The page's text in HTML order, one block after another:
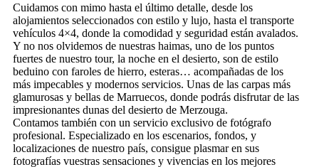
Cuidamos con mimo hasta el último detalle, desde los
alojamientos seleccionados con estilo y lujo, hasta el transporte
vehículos 4×4, donde la comodidad y seguridad están avalados.
Y no nos olvidemos de nuestras haimas, uno de los puntos
fuertes de nuestro tour, la noche en el desierto, son de estilo
beduino con faroles de hierro, esteras… acompañadas de los
más impecables y modernos servicios. Unas de las carpas más
glamurosas y bellas de Marruecos, donde podrás disfrutar de las
impresionantes dunas del desierto de Merzouga.
Contamos también con un servicio exclusivo de fotógrafo
profesional. Especializado en los escenarios, fondos, y
localizaciones de nuestro país, consigue plasmar en sus
fotografías vuestras sensaciones y vivencias en los mejores